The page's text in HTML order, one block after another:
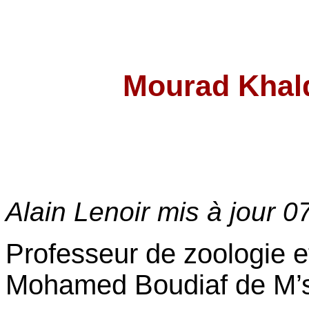
Mourad
Alain Lenoir mis à jour
Professeur de zoologie
Mohamed Boudiaf de